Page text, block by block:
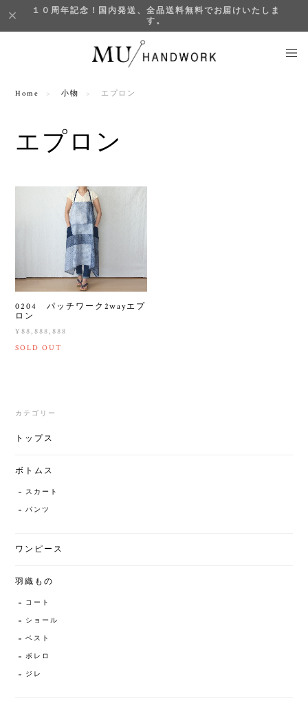
１０周年記念！国内発送、全品送料無料でお届けいたしま
す。
Home 小物 エプロン
エプロン
0204 パッチワーク2wayエプ
ロン
¥88,888,888
SOLD OUT
カテゴリー
トップス
ボトムス
スカート
パンツ
ワンピース
羽織もの
コート
ショール
ベスト
ボレロ
ジレ